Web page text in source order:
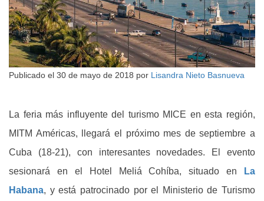
Publicado el 30 de mayo de 2018 por Lisandra Nieto Basnueva
La feria más influyente del turismo MICE en esta región,
MITM Américas, llegará el próximo mes de septiembre a
Cuba (18-21), con interesantes novedades. El evento
sesionará en el Hotel Meliá Cohíba, situado en
La
Habana, y está patrocinado por el Ministerio de Turismo